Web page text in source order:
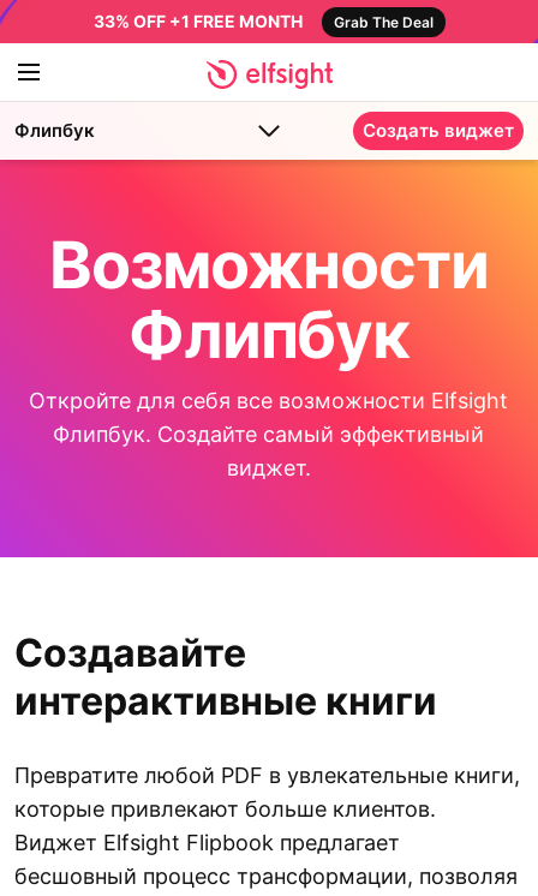
33% OFF +1 FREE MONTH Grab The Deal
Флипбук Создать виджет
Возможности
Флипбук
Откройте для себя все возможности Elfsight
Флипбук. Создайте самый эффективный
виджет.
Создавайте
интерактивные книги
Превратите любой PDF в увлекательные книги,
которые привлекают больше клиентов.
Виджет Elfsight Flipbook предлагает
бесшовный процесс трансформации, позволяя